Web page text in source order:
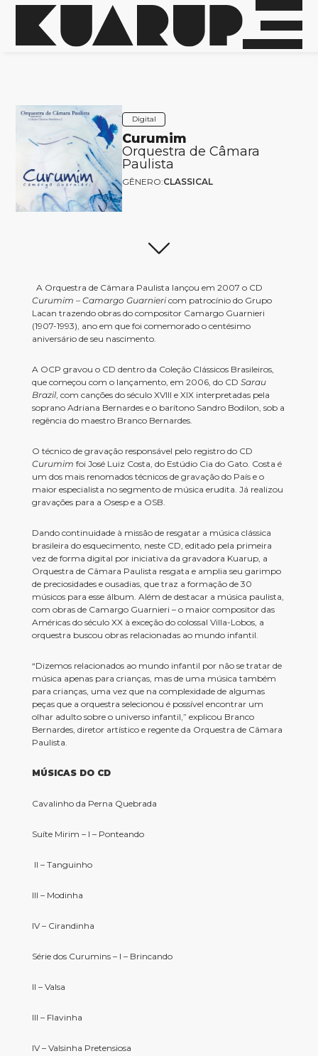
Digital
Curumim
Orquestra de Câmara
Paulista
GÊNERO:CLASSICAL
A Orquestra de Câmara Paulista lançou em 2007 o CD
Curumim – Camargo Guarniericom patrocínio do Grupo
Lacan trazendo obras do compositor Camargo Guarnieri
(1907-1993), ano em que foi comemorado o centésimo
aniversário de seu nascimento.
A OCP gravou o CD dentro da Coleção Clássicos Brasileiros,
que começou com o lançamento, em 2006, do CD Sarau
Brazil, com canções do século XVIII e XIX interpretadas pela
soprano Adriana Bernardes e o barítono Sandro Bodilon, sob a
regência do maestro Branco Bernardes.
O técnico de gravação responsável pelo registro do CD
Curumim foi José Luiz Costa, do Estúdio Cia do Gato. Costa é
um dos mais renomados técnicos de gravação do País e o
maior especialista no segmento de música erudita. Já realizou
gravações para a Osesp e a OSB.
Dando continuidade à missão de resgatar a música clássica
brasileira do esquecimento, neste CD, editado pela primeira
vez de forma digital por iniciativa da gravadora Kuarup, a
Orquestra de Câmara Paulista resgata e amplia seu garimpo
de preciosidades e ousadias, que traz a formação de 30
músicos para esse álbum. Além de destacar a música paulista,
com obras de Camargo Guarnieri – o maior compositor das
Américas do século XX à exceção do colossal Villa-Lobos, a
orquestra buscou obras relacionadas ao mundo infantil.
“Dizemos relacionados ao mundo infantil por não se tratar de
música apenas para crianças, mas de uma música também
para crianças, uma vez que na complexidade de algumas
peças que a orquestra selecionou é possível encontrar um
olhar adulto sobre o universo infantil,” explicou Branco
Bernardes, diretor artístico e regente da Orquestra de Câmara
Paulista.
MÚSICAS DO CD
Cavalinho da Perna Quebrada
Suíte Mirim – I – Ponteando
II – Tanguinho
III – Modinha
IV – Cirandinha
Série dos Curumins – I – Brincando
II – Valsa
III – Flavinha
IV – Valsinha Pretensiosa